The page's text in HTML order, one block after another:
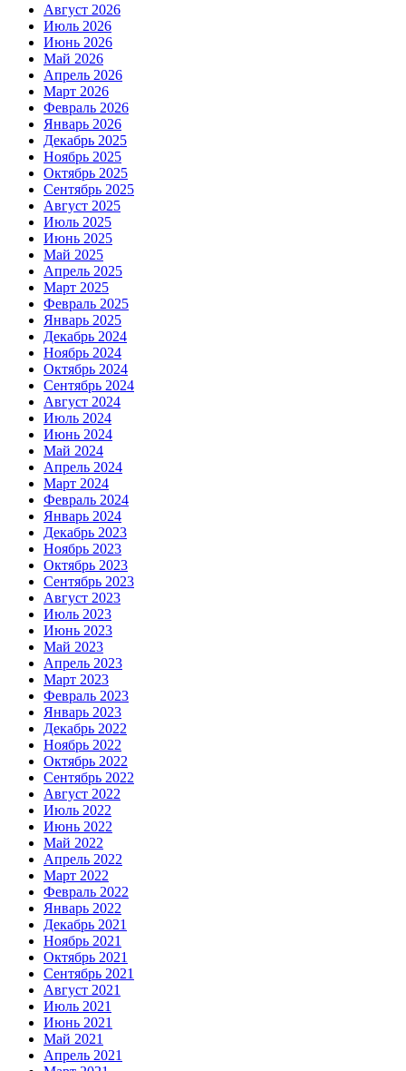
Август 2026
Июль 2026
Июнь 2026
Май 2026
Апрель 2026
Март 2026
Февраль 2026
Январь 2026
Декабрь 2025
Ноябрь 2025
Октябрь 2025
Сентябрь 2025
Август 2025
Июль 2025
Июнь 2025
Май 2025
Апрель 2025
Март 2025
Февраль 2025
Январь 2025
Декабрь 2024
Ноябрь 2024
Октябрь 2024
Сентябрь 2024
Август 2024
Июль 2024
Июнь 2024
Май 2024
Апрель 2024
Март 2024
Февраль 2024
Январь 2024
Декабрь 2023
Ноябрь 2023
Октябрь 2023
Сентябрь 2023
Август 2023
Июль 2023
Июнь 2023
Май 2023
Апрель 2023
Март 2023
Февраль 2023
Январь 2023
Декабрь 2022
Ноябрь 2022
Октябрь 2022
Сентябрь 2022
Август 2022
Июль 2022
Июнь 2022
Май 2022
Апрель 2022
Март 2022
Февраль 2022
Январь 2022
Декабрь 2021
Ноябрь 2021
Октябрь 2021
Сентябрь 2021
Август 2021
Июль 2021
Июнь 2021
Май 2021
Апрель 2021